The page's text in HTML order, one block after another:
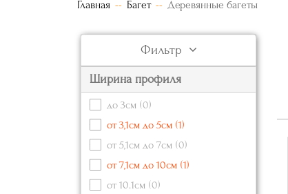
Главная Багет Деревянные багеты
Фильтр
Ширина профиля
до 3см (0)
от 3,1см до 5см (1)
от 5,1см до 7см (0)
от 7,1см до 10см (1)
от 10.1см (0)